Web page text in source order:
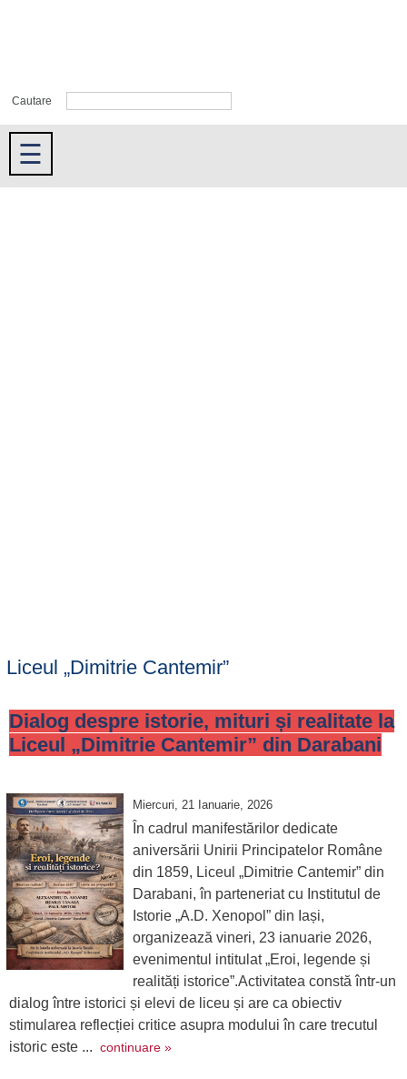
Cautare
☰
Liceul „Dimitrie Cantemir”
Dialog despre istorie, mituri și realitate la
Liceul „Dimitrie Cantemir” din Darabani
Miercuri, 21 Ianuarie, 2026
În cadrul manifestărilor dedicate
aniversării Unirii Principatelor Române
din 1859, Liceul „Dimitrie Cantemir” din
Darabani, în parteneriat cu Institutul de
Istorie „A.D. Xenopol” din Iași,
organizează vineri, 23 ianuarie 2026,
evenimentul intitulat „Eroi, legende și
realități istorice”.Activitatea constă într-un
dialog între istorici și elevi de liceu și are ca obiectiv
stimularea reflecției critice asupra modului în care trecutul
istoric este ... continuare »